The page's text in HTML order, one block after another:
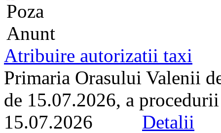
Atribuire autorizatii taxi
Primaria Orasului Valenii
de 15.07.2026, a
15.07.2026 Detalii